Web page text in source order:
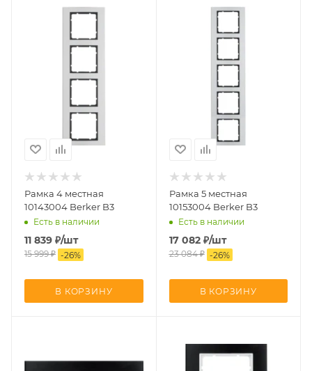
Рамка 4 местная
10143004 Berker B3
Есть в наличии
11 839 ₽/шт
15 999₽ -26%
В КОРЗИНУ
Рамка 5 местная
10153004 Berker B3
Есть в наличии
17 082₽/шт
23 084₽ -26%
В КОРЗИНУ